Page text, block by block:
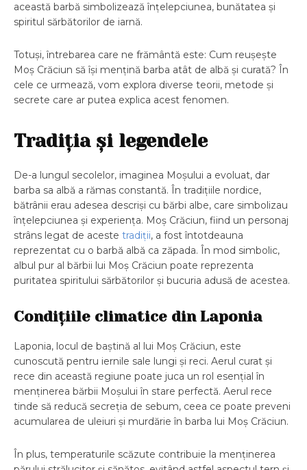
această barbă simbolizează înțelepciunea, bunătatea și
spiritul sărbătorilor de iarnă.
Totuși, întrebarea care ne frământă este: Cum reușește
Moș Crăciun să își mențină barba atât de albă și curată? În
cele ce urmează, vom explora diverse teorii, metode și
secrete care ar putea explica acest fenomen.
Tradiția și legendele
De-a lungul secolelor, imaginea Moșului a evoluat, dar
barba sa albă a rămas constantă. În tradițiile nordice,
bătrânii erau adesea descriși cu bărbi albe, care simbolizau
înțelepciunea și experiența. Moș Crăciun, fiind un personaj
strâns legat de aceste tradiții, a fost întotdeauna
reprezentat cu o barbă albă ca zăpada. În mod simbolic,
albul pur al bărbii lui Moș Crăciun poate reprezenta
puritatea spiritului sărbătorilor și bucuria adusă de acestea.
Condițiile climatice din Laponia
Laponia, locul de baștină al lui Moș Crăciun, este
cunoscută pentru iernile sale lungi și reci. Aerul curat și
rece din această regiune poate juca un rol esențial în
menținerea bărbii Moșului în stare perfectă. Aerul rece
tinde să reducă secreția de sebum, ceea ce poate preveni
acumularea de uleiuri și murdărie în barba lui Moș Crăciun.
În plus, temperaturile scăzute contribuie la menținerea